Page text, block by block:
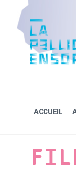
content
navigation
footer
ACCUEIL